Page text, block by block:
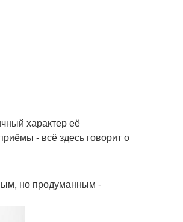
характер её
- всё здесь говорит о
но продуманным -